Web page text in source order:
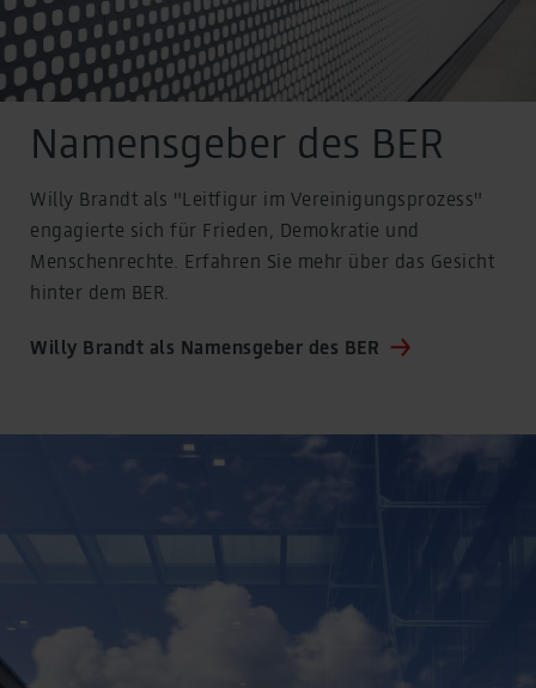
Namensgeber des BER
Willy Brandt als "Leitfigur im Vereinigungsprozess"
engagierte sich für Frieden, Demokratie und
Menschenrechte. Erfahren Sie mehr über das Gesicht
hinter dem BER.
Willy Brandt als Namensgeber des BER